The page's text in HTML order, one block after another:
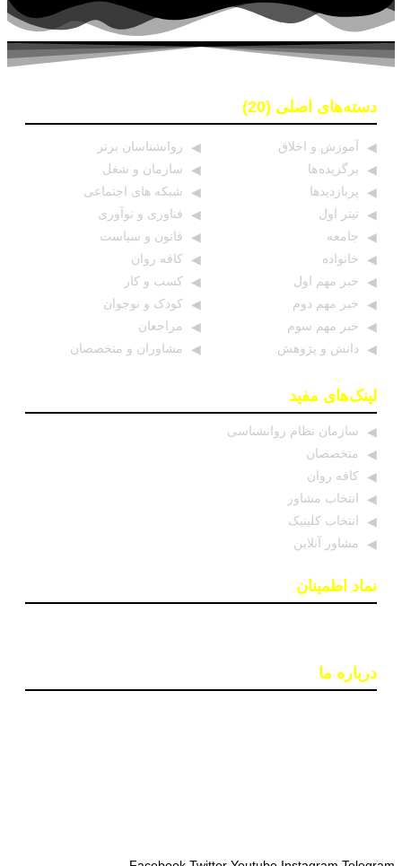
دسته‌های اصلی (20)
آموزش و اخلاق
برگزیده ها
پربازدیدها
تیتر اول
جامعه
خانواده
خبر مهم اول
خبر مهم دوم
خبر مهم سوم
دانش و پژوهش
روانشناسان برتر
سازمان و شغل
شبکه های اجتماعی
فناوری و نوآوری
قانون و سیاست
کافه روان
کسب و کار
کودک و نوجوان
مراجعان
مشاوران و متخصصان
لینک‌های مفید
سازمان نظام روانشناسی
متخصصان
کافه روان
انتخاب مشاور
انتخاب کلینیک
مشاور آنلاین
نماد اطمینان
درباره ما